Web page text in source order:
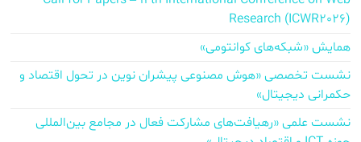
Research (ICWR2026)
همایش «شبکه‌های کوانتومی»
نشست تخصصی «هوش مصنوعی پیشران نوین در تحول اقتصاد و
حکمرانی دیجیتال»
نشست علمی «رهیافت‌های مشارکت فعال در مجامع بین‌المللی